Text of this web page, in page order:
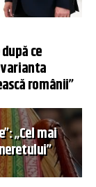
ce
românii”
„Cel mai